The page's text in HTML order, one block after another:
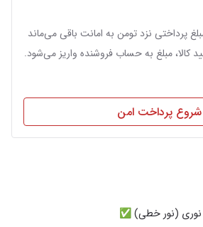
پرداختی نزد تومن به امانت باقی می‌ماند
کالا، مبلغ به حساب فروشنده واریز می‌شود.
شروع پرداخت امن